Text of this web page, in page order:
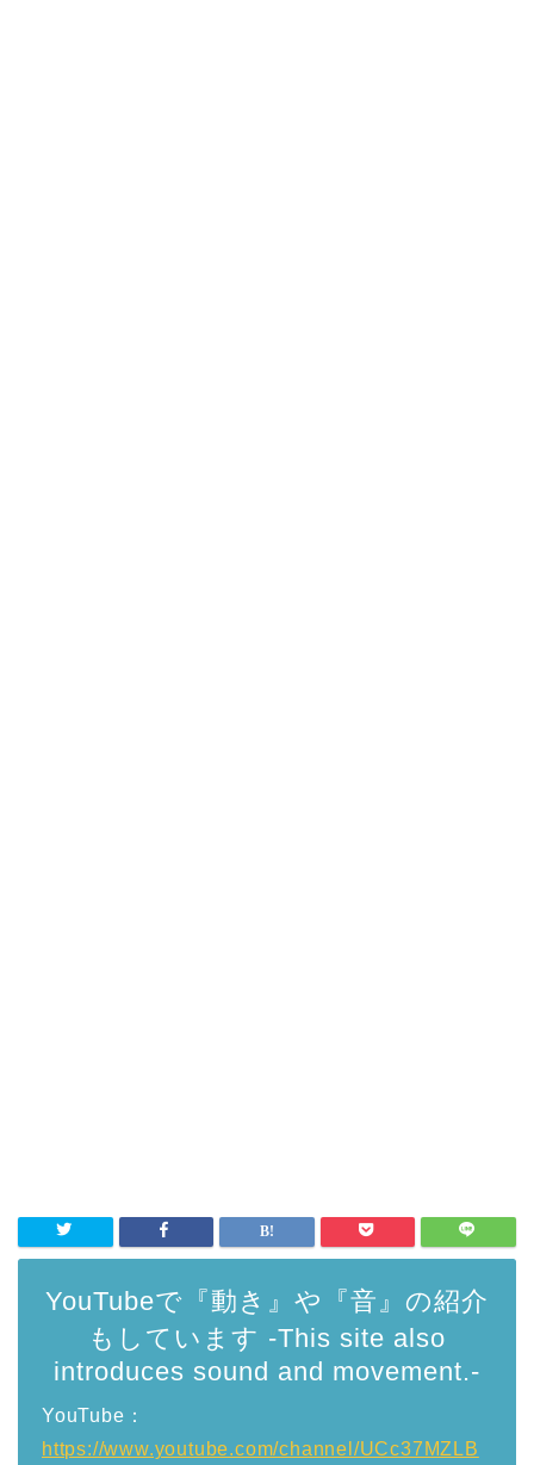
YouTubeで『動き』や『音』の紹介
もしています -This site also
introduces sound and movement.-
YouTube：
https://www.youtube.com/channel/UCc37MZLB